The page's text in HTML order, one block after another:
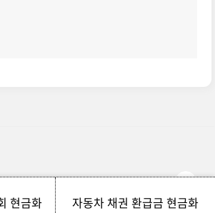
간 전 | Designed by comnewb
현금화 자동차 채권 환급금 현금화